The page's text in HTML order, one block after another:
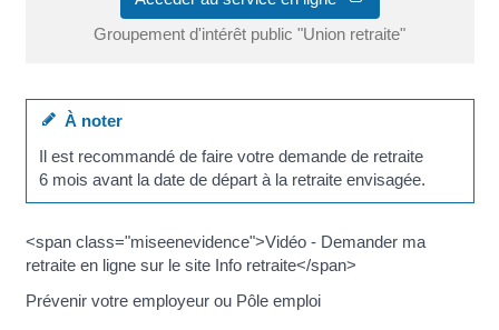
Groupement d'intérêt public "Union retraite"
À noter
Il est recommandé de faire votre demande de retraite
6 mois avant la date de départ à la retraite envisagée.
<span class="miseenevidence">Vidéo - Demander ma
retraite en ligne sur le site Info retraite</span>
Prévenir votre employeur ou Pôle emploi